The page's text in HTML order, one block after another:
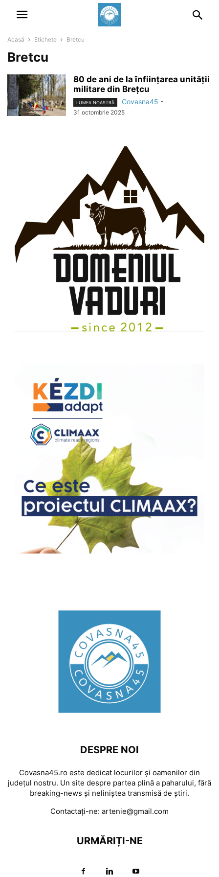
Acasă Etichete Bretcu
Bretcu
80 de ani de la înființarea unității
militare din Brețcu
LUMEA NOASTRĂ Covasna45 -
31 octombrie 2025
DESPRE NOI
Covasna45.ro este dedicat locurilor și oamenilor din
județul nostru. Un site despre partea plină a paharului, fără
breaking-news și neliniștea transmisă de știri.
Contactați-ne: artenie@gmail.com
URMĂRIȚI-NE